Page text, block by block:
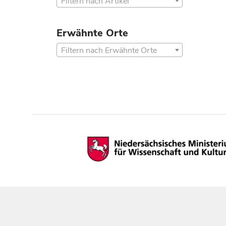
Erwähnte Orte
Filtern nach Erwähnte Orte